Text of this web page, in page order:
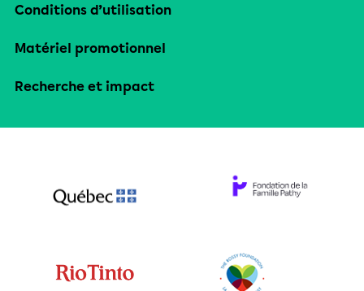
Conditions d’utilisation
Matériel promotionnel
Recherche et impact